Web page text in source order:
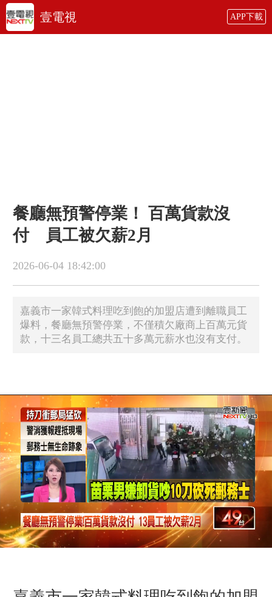
壹電視 APP下載
餐廳無預警停業！ 百萬貨款沒
付 員工被欠薪2月
2026-06-04 18:42:00
嘉義市一家韓式料理吃到飽的加盟店遭到離職員工
爆料，餐廳無預警停業，不僅積欠廠商上百萬元貨
款，十三名員工總共五十多萬元薪水也沒有支付。